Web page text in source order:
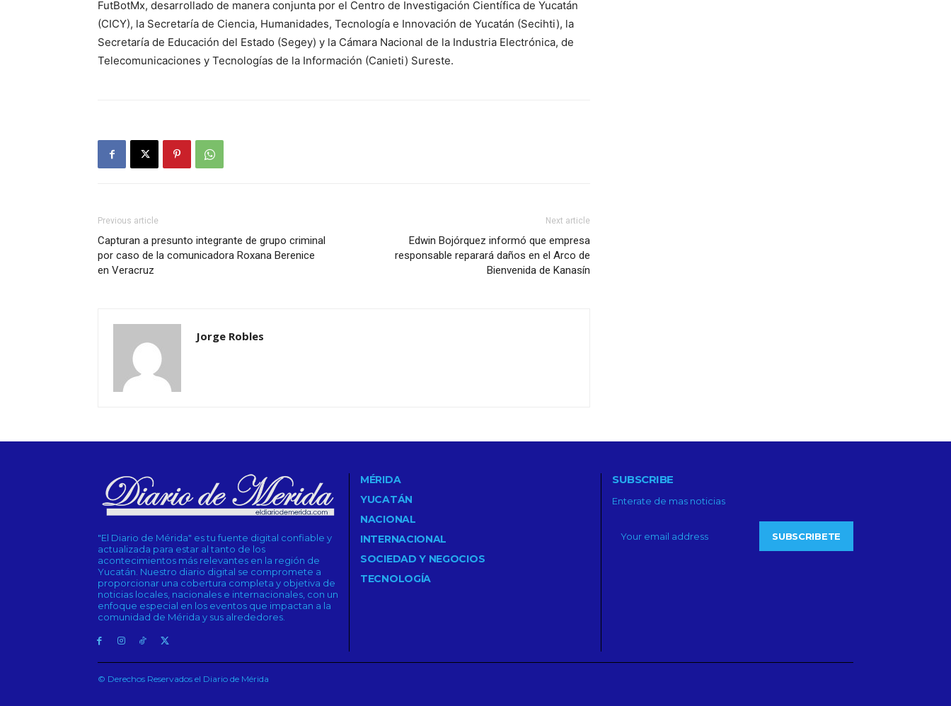
FutBotMx, desarrollado de manera conjunta por el Centro de Investigación Científica de Yucatán
(CICY), la Secretaría de Ciencia, Humanidades, Tecnología e Innovación de Yucatán (Secihti), la
Secretaría de Educación del Estado (Segey) y la Cámara Nacional de la Industria Electrónica, de
Telecomunicaciones y Tecnologías de la Información (Canieti) Sureste.
Previous article
Capturan a presunto integrante de grupo criminal
por caso de la comunicadora Roxana Berenice
en Veracruz
Next article
Edwin Bojórquez informó que empresa
responsable reparará daños en el Arco de
Bienvenida de Kanasín
Jorge Robles
"El Diario de Mérida" es tu fuente digital confiable y
actualizada para estar al tanto de los
acontecimientos más relevantes en la región de
Yucatán. Nuestro diario digital se compromete a
proporcionar una cobertura completa y objetiva de
noticias locales, nacionales e internacionales, con un
enfoque especial en los eventos que impactan a la
comunidad de Mérida y sus alrededores.
MÉRIDA
YUCATÁN
NACIONAL
INTERNACIONAL
SOCIEDAD Y NEGOCIOS
TECNOLOGÍA
SUBSCRIBE
Enterate de mas noticias
SUBSCRIBETE
© Derechos Reservados el Diario de Mérida